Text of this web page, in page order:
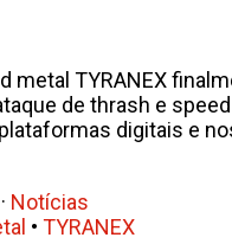
metal TYRANEX
de thrash e
digitais e
· Notícias
• TYRANEX